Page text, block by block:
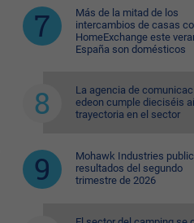
Más de la mitad de los
intercambios de casas
HomeExchange este
España son domésticos
La agencia de
edeon cumple dieciséis
trayectoria en el sector
Mohawk Industries
resultados del segundo
trimestre de 2026